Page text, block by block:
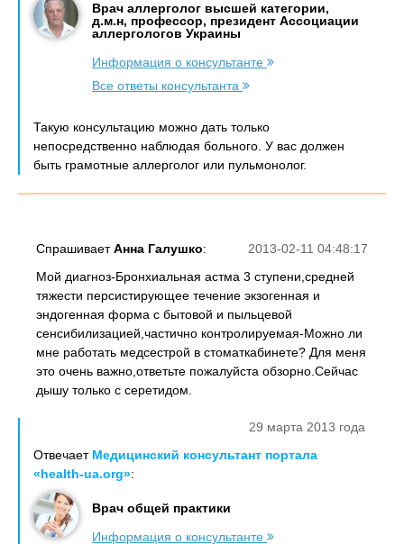
Врач аллерголог высшей категории,
д.м.н, профессор, президент Ассоциации
аллергологов Украины
Информация о консультанте
Все ответы консультанта
Такую консультацию можно дать только
непосредственно наблюдая больного. У вас должен
быть грамотные аллерголог или пульмонолог.
2013-02-11 04:48:17
СпрашиваетАнна Галушко:
Мой диагноз-Бронхиальная астма 3 ступени,средней
тяжести персистирующее течение экзогенная и
эндогенная форма с бытовой и пыльцевой
сенсибилизацией,частично контролируемая-Можно ли
мне работать медсестрой в стоматкабинете? Для меня
это очень важно,ответьте пожалуйста обзорно.Сейчас
дышу только с серетидом.
29 марта 2013 года
Отвечает Медицинский консультант портала
«health-ua.org»:
Врач общей практики
Информация о консультанте